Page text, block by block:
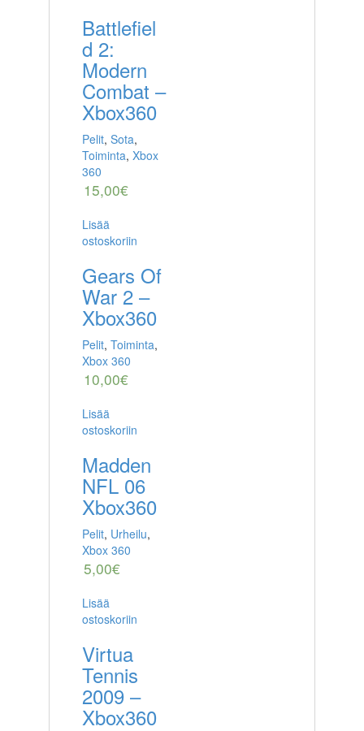
Battlefiel
d 2:
Modern
Combat –
Xbox360
Pelit, Sota,
Toiminta, Xbox
360
15,00€
Lisää
ostoskoriin
Gears Of
War 2 –
Xbox360
Pelit, Toiminta,
Xbox 360
10,00€
Lisää
ostoskoriin
Madden
NFL 06
Xbox360
Pelit, Urheilu,
Xbox 360
5,00€
Lisää
ostoskoriin
Virtua
Tennis
2009 –
Xbox360